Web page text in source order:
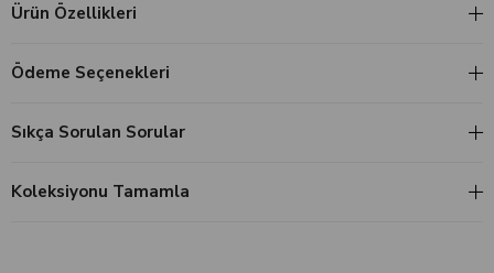
Ürün Özellikleri
Ödeme Seçenekleri
Sıkça Sorulan Sorular
Koleksiyonu Tamamla